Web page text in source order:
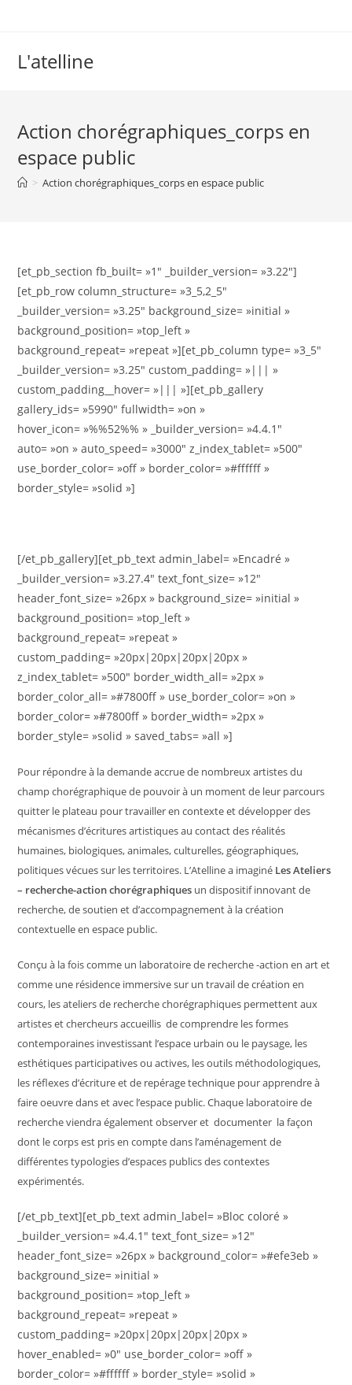
L'atelline
Action chorégraphiques_corps en
espace public
> Action chorégraphiques_corps en espace public
[et_pb_section fb_built= »1″ _builder_version= »3.22″]
[et_pb_row column_structure= »3_5,2_5″
_builder_version= »3.25″ background_size= »initial »
background_position= »top_left »
background_repeat= »repeat »][et_pb_column type= »3_5″
_builder_version= »3.25″ custom_padding= »||| »
custom_padding__hover= »||| »][et_pb_gallery
gallery_ids= »5990″ fullwidth= »on »
hover_icon= »%%52%% » _builder_version= »4.4.1″
auto= »on » auto_speed= »3000″ z_index_tablet= »500″
use_border_color= »off » border_color= »#ffffff »
border_style= »solid »]
[/et_pb_gallery][et_pb_text admin_label= »Encadré »
_builder_version= »3.27.4″ text_font_size= »12″
header_font_size= »26px » background_size= »initial »
background_position= »top_left »
background_repeat= »repeat »
custom_padding= »20px|20px|20px|20px »
z_index_tablet= »500″ border_width_all= »2px »
border_color_all= »#7800ff » use_border_color= »on »
border_color= »#7800ff » border_width= »2px »
border_style= »solid » saved_tabs= »all »]
Pour répondre à la demande accrue de nombreux artistes du
champ chorégraphique de pouvoir à un moment de leur parcours
quitter le plateau pour travailler en contexte et développer des
mécanismes d’écritures artistiques au contact des réalités
humaines, biologiques, animales, culturelles, géographiques,
politiques vécues sur les territoires. L’Atelline a imaginé Les Ateliers
– recherche-action chorégraphiques un dispositif innovant de
recherche, de soutien et d’accompagnement à la création
contextuelle en espace public.
Conçu à la fois comme un laboratoire de recherche -action en art et
comme une résidence immersive sur un travail de création en
cours, les ateliers de recherche chorégraphiques permettent aux
artistes et chercheurs accueillis de comprendre les formes
contemporaines investissant l’espace urbain ou le paysage, les
esthétiques participatives ou actives, les outils méthodologiques,
les réflexes d’écriture et de repérage technique pour apprendre à
faire oeuvre dans et avec l’espace public. Chaque laboratoire de
recherche viendra également observer et documenter la façon
dont le corps est pris en compte dans l’aménagement de
différentes typologies d’espaces publics des contextes
expérimentés.
[/et_pb_text][et_pb_text admin_label= »Bloc coloré »
_builder_version= »4.4.1″ text_font_size= »12″
header_font_size= »26px » background_color= »#efe3eb »
background_size= »initial »
background_position= »top_left »
background_repeat= »repeat »
custom_padding= »20px|20px|20px|20px »
hover_enabled= »0″ use_border_color= »off »
border_color= »#ffffff » border_style= »solid »